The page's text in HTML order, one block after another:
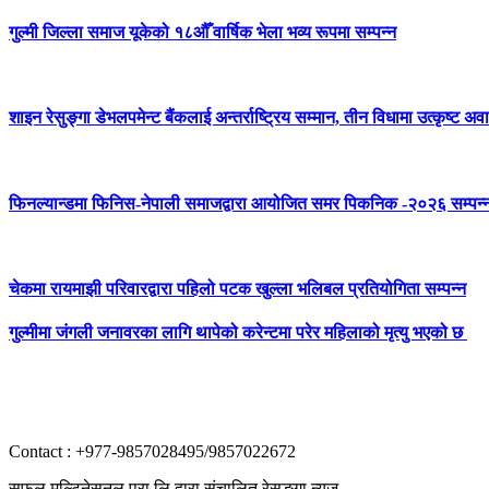
गुल्मी जिल्ला समाज यूकेको १८औँ वार्षिक भेला भव्य रूपमा सम्पन्न
शाइन रेसुङ्गा डेभलपमेन्ट बैंकलाई अन्तर्राष्ट्रिय सम्मान, तीन विधामा उत्कृष्ट
फिनल्यान्डमा फिनिस-नेपाली समाजद्वारा आयोजित समर पिकनिक -२०२६
चेकमा रायमाझी परिवारद्वारा पहिलो पटक खुल्ला भलिबल प्रतियोगिता सम्पन्न
गुल्मीमा जंगली जनावरका लागि थापेको करेन्टमा परेर महिलाको मृत्यु भएको छ
Contact : +977-9857028495/9857022672